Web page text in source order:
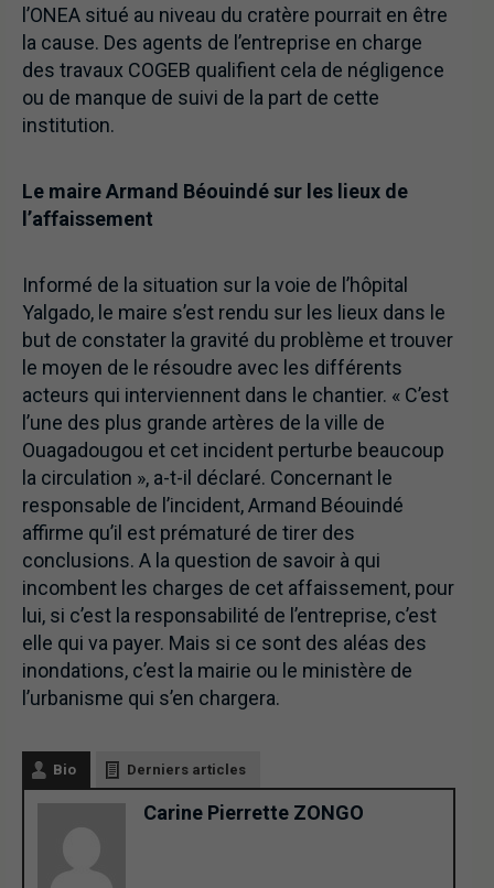
l’ONEA situé au niveau du cratère pourrait en être
la cause. Des agents de l’entreprise en charge
des travaux COGEB qualifient cela de négligence
ou de manque de suivi de la part de cette
institution.
Le maire Armand Béouindé sur les lieux de
l’affaissement
Informé de la situation sur la voie de l’hôpital
Yalgado, le maire s’est rendu sur les lieux dans le
but de constater la gravité du problème et trouver
le moyen de le résoudre avec les différents
acteurs qui interviennent dans le chantier. « C’est
l’une des plus grande artères de la ville de
Ouagadougou et cet incident perturbe beaucoup
la circulation », a-t-il déclaré. Concernant le
responsable de l’incident, Armand Béouindé
affirme qu’il est prématuré de tirer des
conclusions. A la question de savoir à qui
incombent les charges de cet affaissement, pour
lui, si c’est la responsabilité de l’entreprise, c’est
elle qui va payer. Mais si ce sont des aléas des
inondations, c’est la mairie ou le ministère de
l’urbanisme qui s’en chargera.
Bio Derniers articles
Carine Pierrette ZONGO